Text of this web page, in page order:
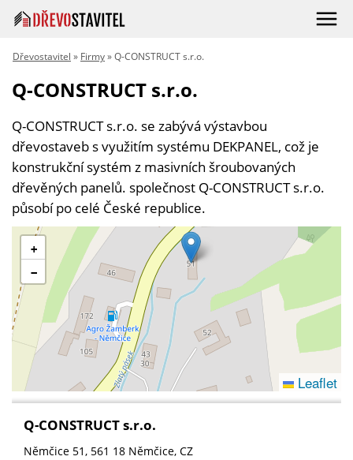
Dřevostavitel » Firmy» Q-CONSTRUCT s.r.o.
Q-CONSTRUCT s.r.o.
Q-CONSTRUCT s.r.o. se zabývá výstavbou
dřevostaveb s využitím systému DEKPANEL, což je
konstrukční systém z masivních šroubovaných
dřevěných panelů. společnost Q-CONSTRUCT s.r.o.
působí po celé České republice.
+
−
Leaflet
Q-CONSTRUCT s.r.o.
Němčice 51, 561 18 Němčice, CZ